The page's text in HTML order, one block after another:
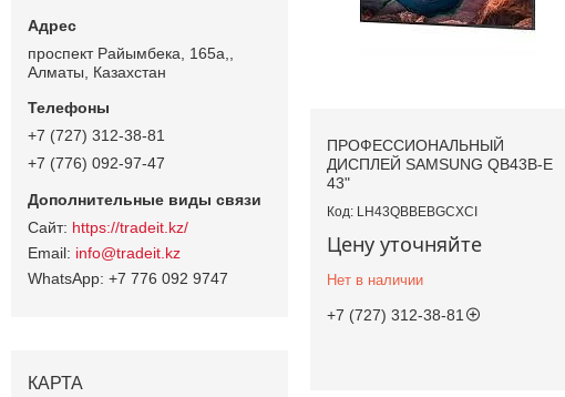
ПРОФЕССИОНАЛЬНЫЙ
ДИСПЛЕЙ SAMSUNG QB43B-E
43"
LH43QBBEBGCXCI
Цену уточняйте
Нет в наличии
+7 (727) 312-38-81
проспект Райымбека, 165а,,
Алматы, Казахстан
+7 (727) 312-38-81
+7 (776) 092-97-47
https://tradeit.kz/
info@tradeit.kz
+7 776 092 9747
КАРТА